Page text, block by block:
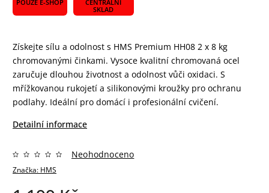
POUZE E-SHOP
CENTRÁLNÍ
SKLAD
Získejte sílu a odolnost s HMS Premium HH08 2 x 8 kg
chromovanými činkami. Vysoce kvalitní chromovaná ocel
zaručuje dlouhou životnost a odolnost vůči oxidaci. S
mřížkovanou rukojetí a silikonovými kroužky pro ochranu
podlahy. Ideální pro domácí i profesionální cvičení.
Detailní informace
Značka: HMS
Neohodnoceno